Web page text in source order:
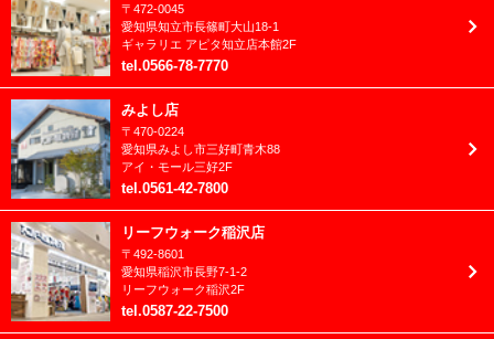
2022年5月
2022年4月
2022年3月
2022年2月
2022年1月
2021年12月
2021年11月
2021年10月
〒 472-0045
愛知県知立市長篠町大山18-1
ギャラリエ アピタ知立店本館2F
tel .0566-78-7770
みよし店
〒 470-0224
愛知県みよし市三好町青木88
アイ・モール三好2F
tel .0561-42-7800
リーフウォーク稲沢店
〒 492-8601
愛知県稲沢市長野7-1-2
リーフウォーク稲沢2F
tel .0587-22-7500